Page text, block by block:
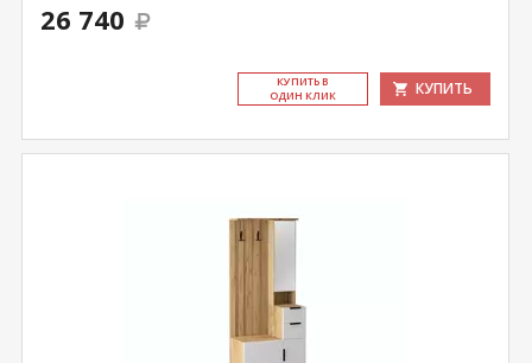
26 740
КУ­ПИТЬ В
ОДИН КЛИК
КУПИТЬ